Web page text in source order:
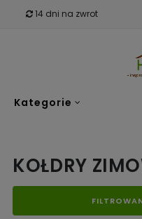
14 dni na zwrot
Kategorie
KOŁDRY